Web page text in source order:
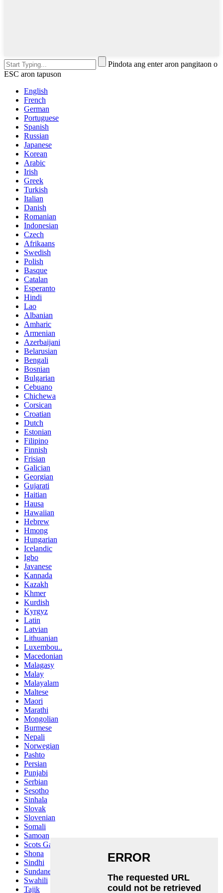
Pindota ang enter aron pangitaon o
ESC aron tapuson
English
French
German
Portuguese
Spanish
Russian
Japanese
Korean
Arabic
Irish
Greek
Turkish
Italian
Danish
Romanian
Indonesian
Czech
Afrikaans
Swedish
Polish
Basque
Catalan
Esperanto
Hindi
Lao
Albanian
Amharic
Armenian
Azerbaijani
Belarusian
Bengali
Bosnian
Bulgarian
Cebuano
Chichewa
Corsican
Croatian
Dutch
Estonian
Filipino
Finnish
Frisian
Galician
Georgian
Gujarati
Haitian
Hausa
Hawaiian
Hebrew
Hmong
Hungarian
Icelandic
Igbo
Javanese
Kannada
Kazakh
Khmer
Kurdish
Kyrgyz
Latin
Latvian
Lithuanian
Luxembou..
Macedonian
Malagasy
Malay
Malayalam
Maltese
Maori
Marathi
Mongolian
Burmese
Nepali
Norwegian
Pashto
Persian
Punjabi
Serbian
Sesotho
Sinhala
Slovak
Slovenian
Somali
Samoan
Scots Gaelic
Shona
Sindhi
Sundanese
Swahili
Tajik